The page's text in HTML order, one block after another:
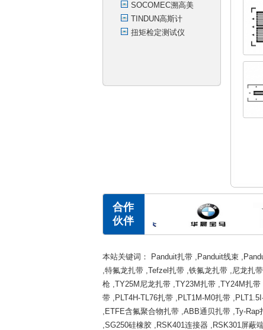
SOCOMEC溯高美
TINDUN高斯计
扭矩检定测试仪
合作
伙伴
本站关键词： Panduit扎带 , Panduit线束 ,
,特氟龙扎带 ,Tefzel扎带 ,铁氟龙扎带 ,尼龙扎带
枪 ,TY25M尼龙扎带 ,TY23M扎带 ,TY24M扎带
带 , PLT4H-TL76扎带 , PLT1M-M0扎带 ,
, ETFE含氟聚合物扎带 ,ABB通贝扎带 ,Ty-Rap
,SG250硅橡胶 , RSK401连接器 , RSK301屏蔽